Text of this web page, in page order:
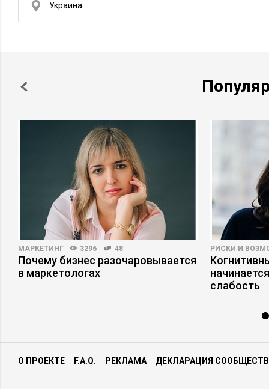
Украина
МАРКЕТИНГ 3296 48
Почему бизнес разочаровывается
в маркетологах
РИСКИ И
слабость
О ПРОЕКТЕ F.A.Q. РЕКЛАМА ДЕКЛАРАЦИЯ